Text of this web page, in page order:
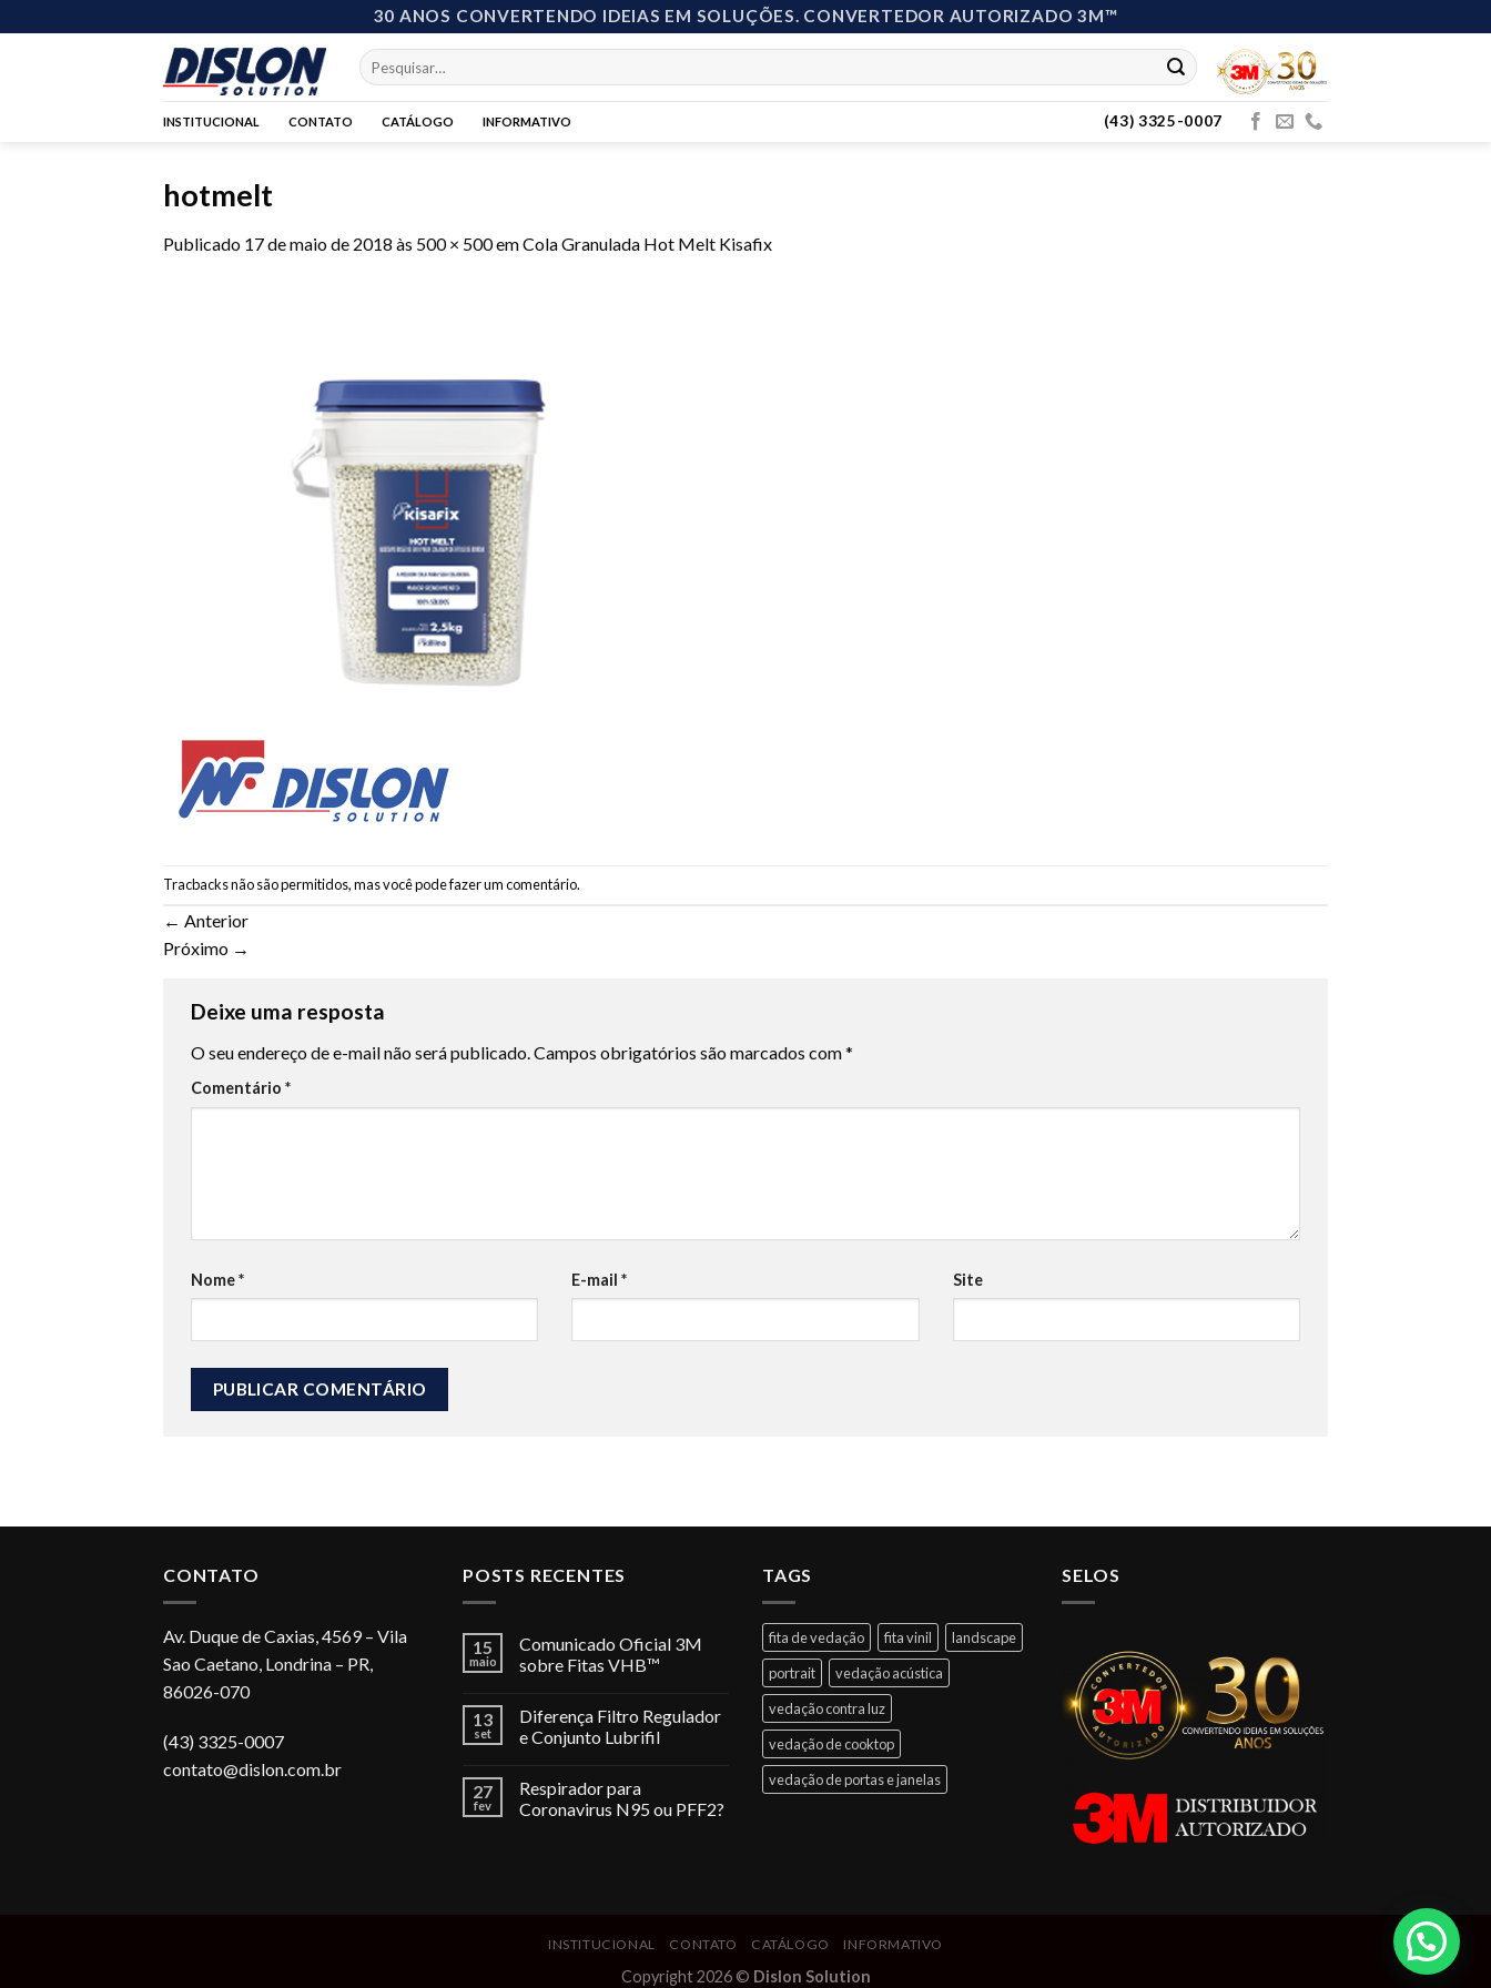
to
30 ANOS CONVERTENDO IDEIAS EM SOLUÇÕES. CONVERTEDOR AUTORIZADO 3M™
Pesquisar
por:
INSTITUCIONAL CONTATO CATÁLOGO INFORMATIVO (43) 3325-0007
hotmelt
Publicado 17 de maio de 2018 às 500 × 500emCola Granulada Hot Melt Kisafix
Tracbacks não são permitidos, mas você podefazer um comentário.
← Anterior
Próximo →
Deixe uma resposta
O seu endereço de e-mail não será publicado.Campos obrigatórios são marcados com*
Comentário *
Nome* E-mail* Site
CONTATO
Av. Duque de Caxias, 4569 – Vila
Sao Caetano, Londrina – PR,
86026-070
(43) 3325-0007
contato@dislon.com.br
POSTS RECENTES
15
maio
Comunicado Oficial 3M
sobre Fitas VHB™
13
set
Diferença Filtro Regulador
e Conjunto Lubrifil
27
fev
Respirador para
Coronavirus N95 ou PFF2?
TAGS
fita de vedação fita vinil
landscape
portrait
vedação acústica
vedação contra luz
vedação de cooktop
vedação de portas e janelas
SELOS
INSTITUCIONAL CONTATO CATÁLOGO INFORMATIVO
Copyright 2026 © Dislon Solution